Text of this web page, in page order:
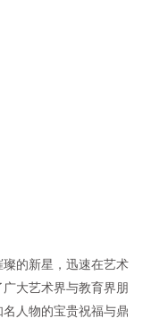
的新星，迅速在艺术
大艺术界与教育界朋
人物的宝贵祝福与鼎